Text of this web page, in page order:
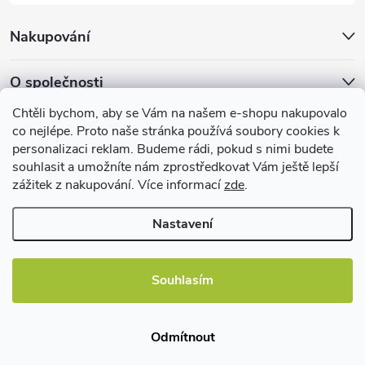
Chtěli bychom, aby se Vám na našem e-shopu nakupovalo
co nejlépe. Proto naše stránka používá soubory cookies k
personalizaci reklam. Budeme rádi, pokud s nimi budete
souhlasit a umožníte nám zprostředkovat Vám ještě lepší
zážitek z nakupování. Více informacízde.
Nastavení
Souhlasím
Odmítnout
Nakupování
O společnosti
Facebook
Užitečné informace